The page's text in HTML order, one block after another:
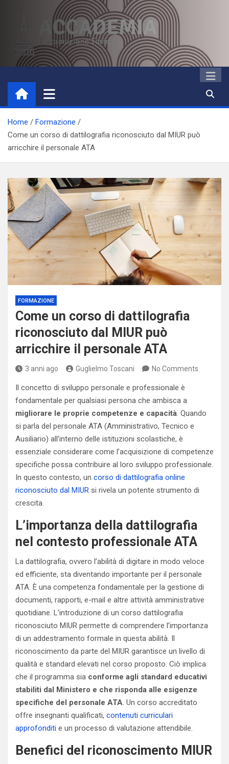
Accademia di Formazione
Torino
Studi accademici e corsi di formazione
Home
Formazione
Come un corso di dattilografia riconosciuto dal MIUR può
arricchire il personale ATA
FORMAZIONE
Come un corso di dattilografia
riconosciuto dal MIUR può
arricchire il personale ATA
3 anni ago Guglielmo Toscani No Comments
Il concetto di sviluppo personale e professionale è
fondamentale per qualsiasi persona che ambisca a
migliorare le proprie competenze e capacità. Quando
si parla del personale ATA (Amministrativo, Tecnico e
Ausiliario) all’interno delle istituzioni scolastiche, è
essenziale considerare come l’acquisizione di competenze
specifiche possa contribuire al loro sviluppo professionale.
In questo contesto, un corso di dattilografia online
riconosciuto dal MIUR si rivela un potente strumento di
crescita.
L’importanza della dattilografia
nel contesto professionale ATA
La dattilografia, ovvero l’abilità di digitare in modo veloce
ed efficiente, sta diventando importante per il personale
ATA. È una competenza fondamentale per la gestione di
documenti, rapporti, e-mail e altre attività amministrative
quotidiane. L’introduzione di un corso dattilografia
riconosciuto MIUR permette di comprendere l’importanza
di un addestramento formale in questa abilità. Il
riconoscimento da parte del MIUR garantisce un livello di
qualità e standard elevati nel corso proposto. Ciò implica
che il programma sia conforme agli standard educativi
stabiliti dal Ministero e che risponda alle esigenze
specifiche del personale ATA. Un corso accreditato
offre insegnanti qualificati, contenuti curriculari
approfonditi e un processo di valutazione attendibile.
Benefici del riconoscimento MIUR